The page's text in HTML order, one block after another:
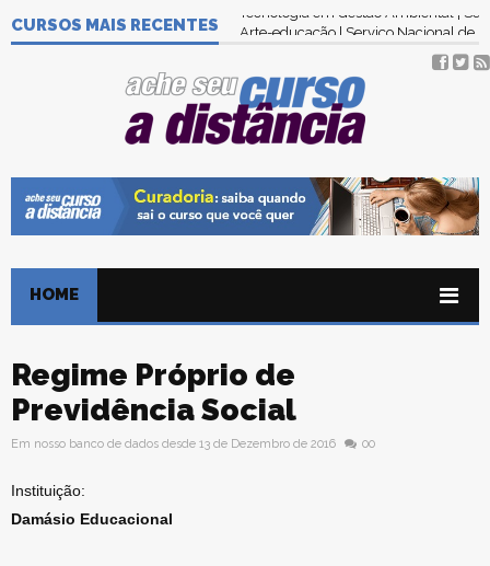
CURSOS MAIS RECENTES Tecnologia em Gestão Ambiental |
HOME
Regime Próprio de
Previdência Social
Em nosso banco de dados desde 13 de Dezembro de 2016 00
Instituição:
Damásio Educacional